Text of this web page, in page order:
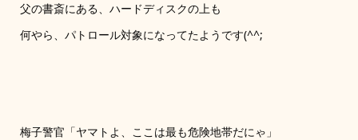
父の書斎にある、ハードディスクの上も
何やら、パトロール対象になってたようです(^^;
梅子警官「ヤマトよ、ここは最も危険地帯だにゃ」